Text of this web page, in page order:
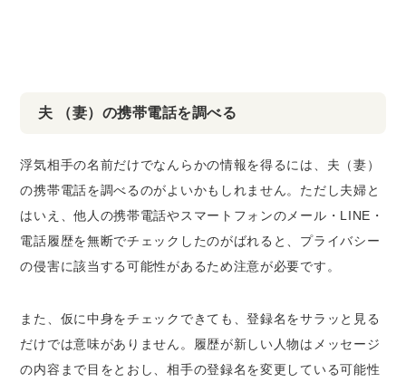
夫 （妻）の携帯電話を調べる
浮気相手の名前だけでなんらかの情報を得るには、夫（妻）
の携帯電話を調べるのがよいかもしれません。ただし夫婦と
はいえ、他人の携帯電話やスマートフォンのメール・LINE・
電話履歴を無断でチェックしたのがばれると、プライバシー
の侵害に該当する可能性があるため注意が必要です。
また、仮に中身をチェックできても、登録名をサラッと見る
だけでは意味がありません。履歴が新しい人物はメッセージ
の内容まで目をとおし、相手の登録名を変更している可能性